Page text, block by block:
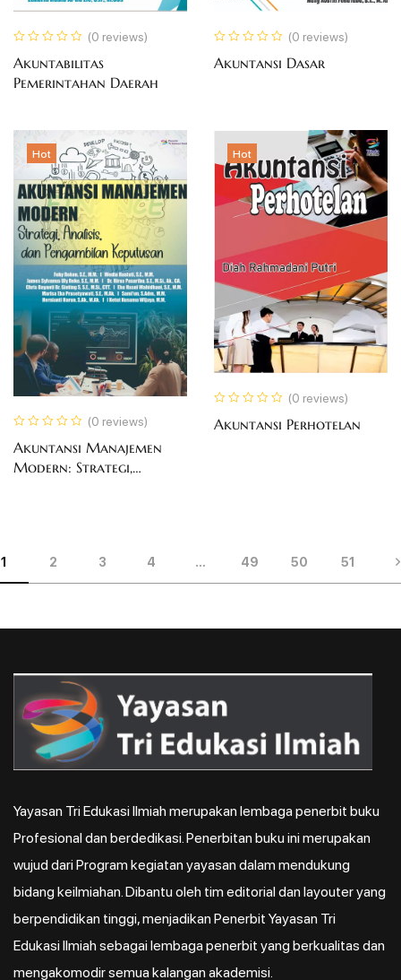
(0 reviews)
Akuntabilitas
Pemerintahan Daerah
(0 reviews)
Akuntansi Dasar
Hot
(0 reviews)
Akuntansi Manajemen
Modern: Strategi,
Hot
(0 reviews)
Akuntansi Perhotelan
1 2 3 4 … 49 50 51
Yayasan Tri Edukasi Ilmiah merupakan lembaga penerbit buku
Profesional dan berdedikasi. Penerbitan buku ini merupakan
wujud dari Program kegiatan yayasan dalam mendukung
bidang keilmiahan. Dibantu oleh tim editorial dan layouter yang
berpendidikan tinggi, menjadikan Penerbit Yayasan Tri
Edukasi Ilmiah sebagai lembaga penerbit yang berkualitas dan
mengakomodir semua kalangan akademisi.